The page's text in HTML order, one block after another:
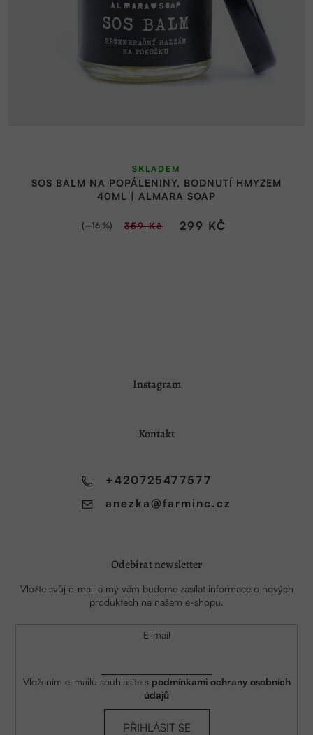
SOS BALM NA POPÁLENINY, BODNUTÍ HMYZEM
40ML | ALMARA SOAP
SKLADEM
299 KČ
359 Kč
(–16 %)
Instagram
Kontakt
anezka @farminc.cz
+420725477577
Odebírat newsletter
Vložte svůj e-mail a my vám budeme zasílat informace o nových
produktech na našem e-shopu.
E-mail
Vložením e-mailu souhlasíte s podmínkami ochrany osobních
údajů
PŘIHLÁSIT SE